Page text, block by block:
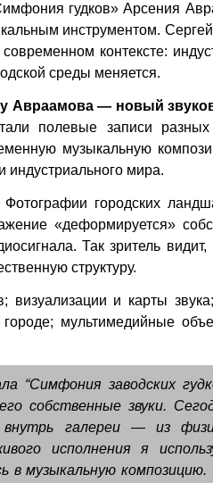
гудков» Арсения
инструментом.
контексте:
среды меняется.
Авраамова — новый
полевые записи
музыкальную
индустриального мира.
городских
«деформируется»
Так зритель
структуру.
визуализации и карты
мультимедийные
“Симфония заводских
собственные звуки.
галереи — из
исполнения я
в музыкальную